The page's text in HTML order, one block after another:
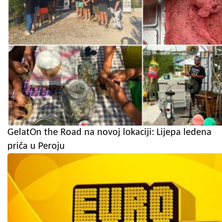
GelatOn the Road na novoj lokaciji: Lijepa ledena
priča u Peroju